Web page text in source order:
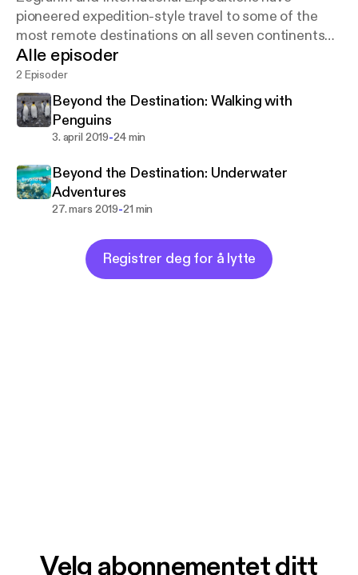
pioneered expedition-style travel to some of the
most remote destinations on all seven continents
and given explorers like you the opportunity to
experience the world.
Alle episoder
2 Episoder
Beyond the Destination: Walking with
Penguins
3. april 2019-24 min
Beyond the Destination: Underwater
Adventures
27. mars 2019-21 min
Registrer deg for å lytte
Velg abonnementet ditt